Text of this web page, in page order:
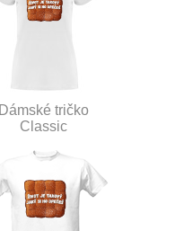
Dámské tričko
Classic